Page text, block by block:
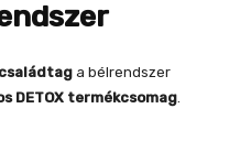
a bélrendszer
DETOX termékcsomag